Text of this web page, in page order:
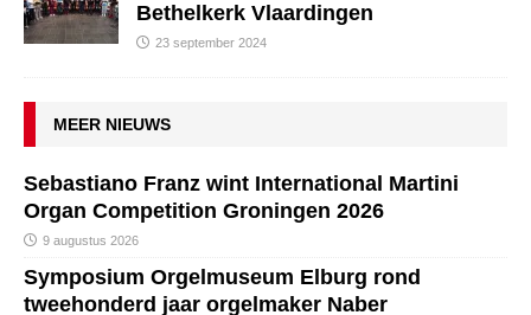
Bethelkerk Vlaardingen
23 september 2024
MEER NIEUWS
Sebastiano Franz wint International Martini
Organ Competition Groningen 2026
9 augustus 2026
Symposium Orgelmuseum Elburg rond
tweehonderd jaar orgelmaker Naber